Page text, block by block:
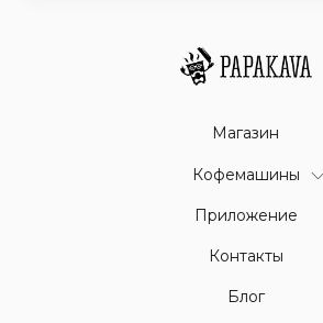
Магазин
Кофемашины
Приложение
Контакты
Блог